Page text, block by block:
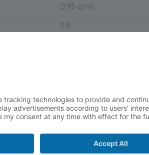
0.95 g/ml
9.5
13 µm